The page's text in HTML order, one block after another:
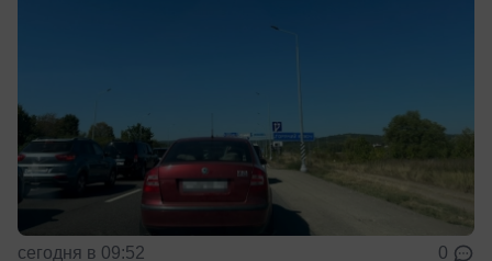
сегодня в 09:52 0